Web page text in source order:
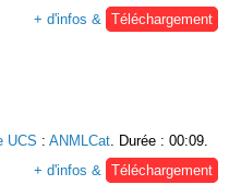
+ d'infos & Téléchargement
UCS : ANMLCat . Durée : 00:09.
+ d'infos &
Téléchargement